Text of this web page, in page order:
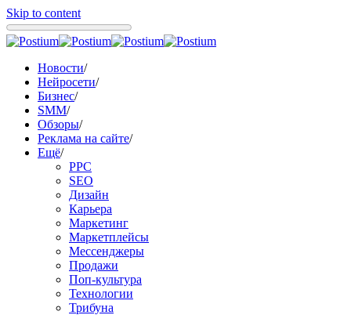
Skip to content
Новости/
Нейросети/
Бизнес/
SMM/
Обзоры/
Реклама на сайте/
Ещё/
PPC
SEO
Дизайн
Карьера
Маркетинг
Маркетплейсы
Мессенджеры
Продажи
Поп-культура
Технологии
Трибуна